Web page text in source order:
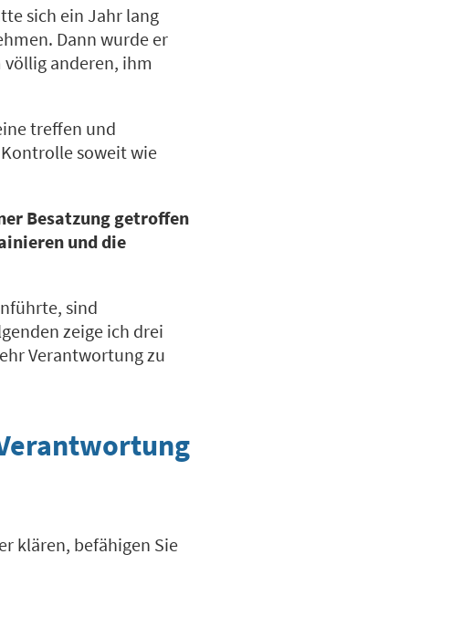
sich ein Jahr lang
Dann wurde er
anderen, ihm
treffen und
soweit wie
Besatzung getroffen
und die
sind
zeige ich drei
Verantwortung zu
klären, befähigen Sie